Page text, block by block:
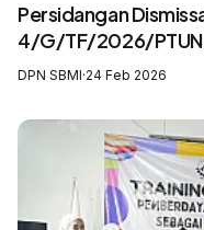
Persidangan
4/G/TF/2026/
Mengingkari SIP3MI
DPN SBMI·24 Feb 2026